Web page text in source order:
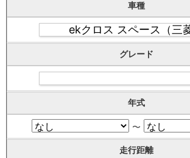
車種
グレード
年式
〜
走行距離